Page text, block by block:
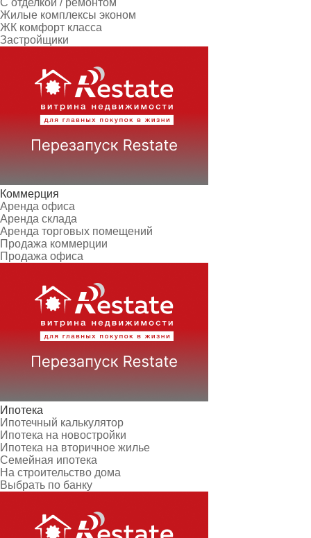
С отделкой / ремонтом
Жилые комплексы эконом
ЖК комфорт класса
Застройщики
Коммерция
Аренда офиса
Аренда склада
Аренда торговых помещений
Продажа коммерции
Продажа офиса
Ипотека
Ипотечный калькулятор
Ипотека на новостройки
Ипотека на вторичное жилье
Семейная ипотека
На строительство дома
Выбрать по банку